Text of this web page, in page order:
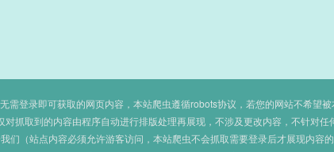
需登录即可获取的网页内容，本站爬虫遵循robots协议，若您的网站不希望
对抓取到的内容由程序自动进行排版处理再展现，不涉及更改内容，不针对任
们（站点内容必须允许游客访问，本站爬虫不会抓取需要登录后才展现内容